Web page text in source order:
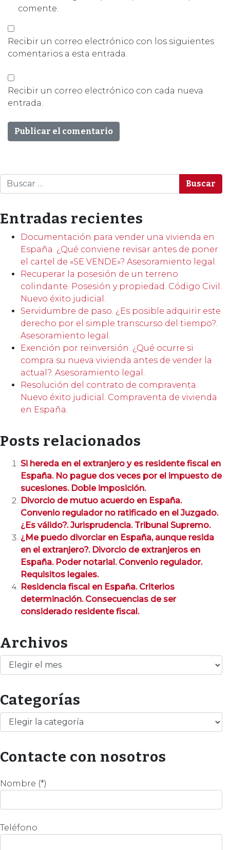
comente.
Recibir un correo electrónico con los siguientes
comentarios a esta entrada.
Recibir un correo electrónico con cada nueva
entrada.
Buscar
Entradas recientes
Documentación para vender una vivienda en
España. ¿Qué conviene revisar antes de poner
el cartel de «SE VENDE»? Asesoramiento legal.
Recuperar la posesión de un terreno
colindante. Posesión y propiedad. Código Civil.
Nuevo éxito judicial.
Servidumbre de paso. ¿Es posible adquirir este
derecho por el simple transcurso del tiempo?.
Asesoramiento legal.
Exención por reinversión. ¿Qué ocurre si
compra su nueva vivienda antes de vender la
actual?. Asesoramiento legal.
Resolución del contrato de compraventa.
Nuevo éxito judicial. Compraventa de vivienda
en España.
Posts relacionados
Si hereda en el extranjero y es residente fiscal en
España. No pague dos veces por el impuesto de
sucesiones. Doble imposición.
Divorcio de mutuo acuerdo en España.
Convenio regulador no ratificado en el Juzgado.
¿Es válido?. Jurisprudencia. Tribunal Supremo.
¿Me puedo divorciar en España, aunque resida
en el extranjero?. Divorcio de extranjeros en
España. Poder notarial. Convenio regulador.
Requisitos legales.
Residencia fiscal en España. Criterios
determinación. Consecuencias de ser
considerado residente fiscal.
Archivos
Archivos
Categorías
Categorías
Contacte con nosotros
Nombre (*)
Teléfono